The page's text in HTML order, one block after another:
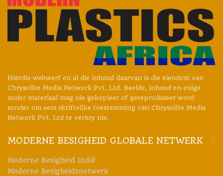
Hierdie webwerf en al die inhoud daarvan is die eiendom van
Chrysolite Media Network Pvt. Ltd. Beelde, inhoud en enige
ander materiaal mag nie gekopieer of gereproduseer word
sonder om eers skriftelike toestemming van Chrysolite Media
Network Pvt. Ltd te verkry nie.
MODERNE BESIGHEID GLOBALE NETWERK
Moderne Besigheid Indië
Moderne Besigheidsnetwerk